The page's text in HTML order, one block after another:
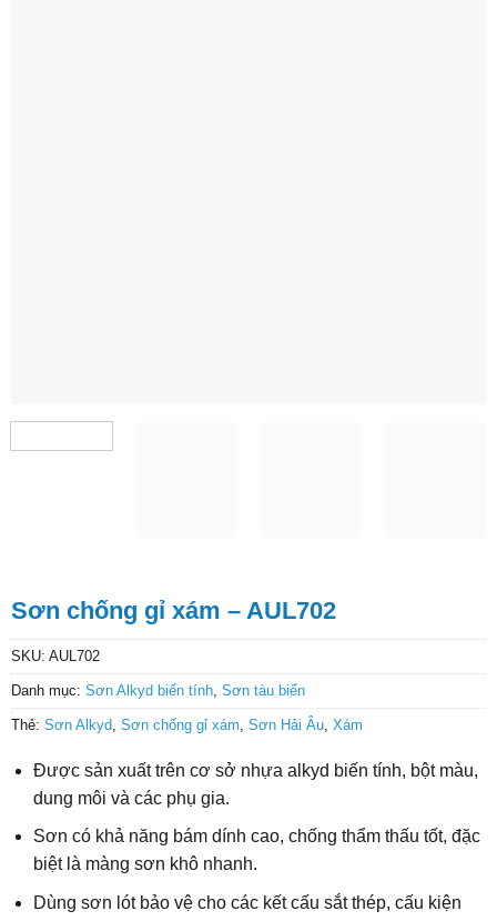
Sơn chống gỉ xám – AUL702
SKU: AUL702
Danh mục: Sơn Alkyd biến tính, Sơn tàu biển
Thẻ: Sơn Alkyd Sơn chống gỉ xám Sơn Hải Âu, Xám
Được sản xuất trên cơ sở nhựa alkyd biến tính, bột màu,
dung môi và các phụ gia.
Sơn có khả năng bám dính cao, chống thẩm thấu tốt, đặc
biệt là màng sơn khô nhanh.
Dùng sơn lót bảo vệ cho các kết cấu sắt thép, cấu kiện